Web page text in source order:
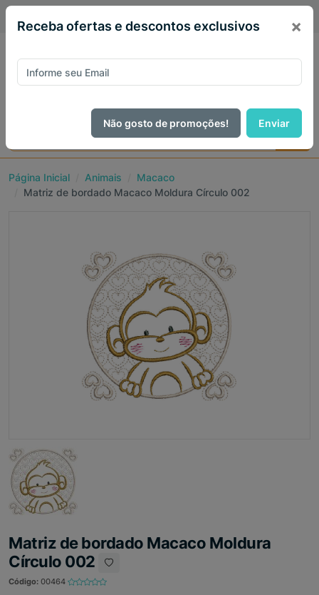
Página Inicial Animais
Macaco
Matriz de bordado Macaco Moldura Círculo 002
Matriz de bordado Macaco Moldura
Círculo 002
Código: 00464
Receba ofertas e descontos exclusivos ×
Não gosto de promoções! Enviar